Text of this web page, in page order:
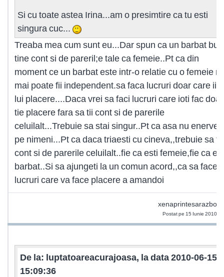
Si cu toate astea Irina...am o presimtire ca tu esti
singura cuc...
Treaba mea cum sunt eu...Dar spun ca un barbat bun
tine cont si de pareril;e tale ca femeie..Pt ca din
moment ce un barbat este intr-o relatie cu o femeie
mai poate fii independent.sa faca lucruri doar care ii
lui placere....Daca vrei sa faci lucruri care ioti fac doar
tie placere fara sa tii cont si de parerile
celuilalt...Trebuie sa stai singur..Pt ca asa nu
pe nimeni...Pt ca daca triaesti cu cineva,,trebuie sa tii
cont si de parerile celuilalt..fie ca esti femeie,fie ca
barbat..Si sa ajungeti la un comun acord,,ca sa faceti
lucruri care va face placere a amandoi
Postat pe 15 Iunie 2010
De la: luptatoareacurajoasa, la data 2010-06-15
15:09:36